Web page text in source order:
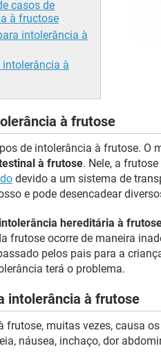
casos de
à fructose
intolerância à
intolerância à
à frutose
de intolerância à frutose. O
à frutose. Nele, a
devido a um sistema de
e pode desencadear
intolerância hereditária à
frutose ocorre de maneira
pelos pais para a
terá o problema.
intolerância à frutose
frutose, muitas vezes, causa
náusea, inchaço, dor